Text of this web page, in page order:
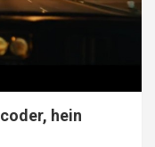
hein